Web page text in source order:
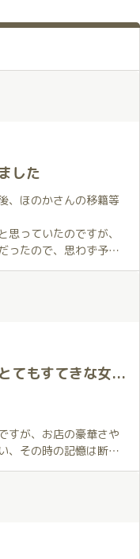
した
、ほのかさんの移籍等
っていたのですが、
ったので、思わず予約
崎は全く土地勘が無い
た。
しかったです。
お迎えの時からお別
したが、ほのかさんか
然の申し出にも臨機
にもかかわらずこちら
おもてなしの精神にあふれた、とてもすてきな女性です。
すが、お店の豪華さや
、その時の記憶は断片
)思いつつも、当日は転
なりました。
たが、ギュッとした